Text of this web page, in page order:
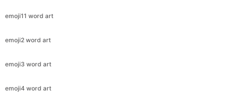
emoji11 word art
emoji2 word art
emoji3 word art
emoji4 word art